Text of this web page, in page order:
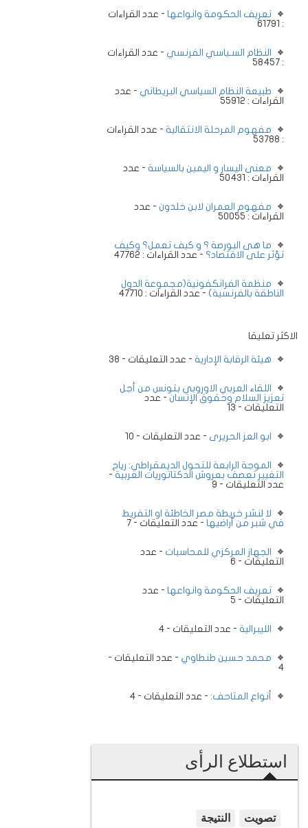
تعريف الحكومة وانواعها - عدد القراءات
: 61791
النظام السـياسي الفرنسي - عدد القراءات
: 58457
طبيعة النظام السياسي البريطاني - عدد
القراءات : 55912
مفهوم المرحلة الانتقالية - عدد القراءات
: 53788
معنى اليسار و اليمين بالسياسة - عدد
القراءات : 50431
مفهوم العمران لابن خلدون - عدد
القراءات : 50055
ما هى البورصة ؟ و كيف تعمل؟ وكيف
تؤثر على الاقتصاد؟ - عدد القراءات : 47762
منظمة الفرانكفونية(مجموعة الدول
الناطقة بالفرنسية) - عدد القراءات : 47710
الاكثر تعليقا
هيئة الرقابة الإدارية - عدد التعليقات - 38
اللقاء العربي الاوروبي بتونس من أجل
تعزيز السلام وحقوق الإنسان - عدد
التعليقات - 13
ابو العز الحريرى - عدد التعليقات - 10
الموجة الرابعة للتحول الديمقراطي: رياح
التغيير تعصف بعروش الدكتاتوريات العربية -
عدد التعليقات - 9
لا لنشر خريطة مصر الخاطئة او التفريط
في شبر من أراضيها - عدد التعليقات - 7
الجهاز المركزي للمحاسبات - عدد
التعليقات - 6
تعريف الحكومة وانواعها - عدد
التعليقات - 5
الليبرالية - عدد التعليقات - 4
محمد حسين طنطاوي - عدد التعليقات -
4
أنواع المتاحف: - عدد التعليقات - 4
استطلاع الرأى